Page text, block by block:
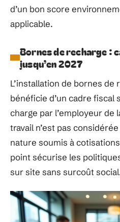
d’un bon score
applicable.
Bornes de recharge :
jusqu’en 2027
L’installation de bornes
bénéficie d’un cadre fiscal
charge par l’employeur de
travail n’est pas
nature soumis à
point sécurise les
sur site sans surcoût